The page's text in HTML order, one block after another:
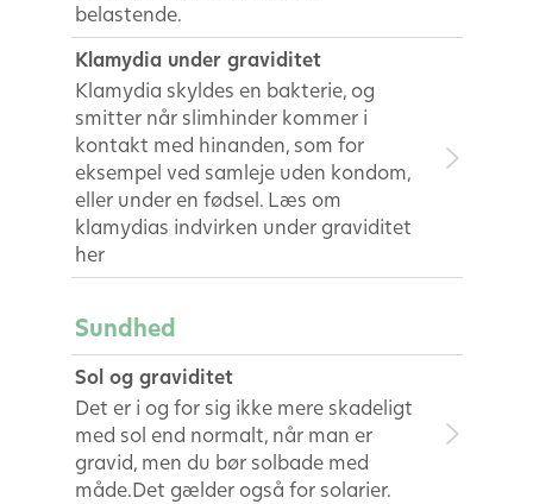
belastende.
Klamydia under graviditet
Klamydia skyldes en bakterie, og
smitter når slimhinder kommer i
kontakt med hinanden, som for
eksempel ved samleje uden kondom,
eller under en fødsel. Læs om
klamydias indvirken under graviditet
her
Sundhed
Sol og graviditet
Det er i og for sig ikke mere skadeligt
med sol end normalt, når man er
gravid, men du bør solbade med
måde.Det gælder også for solarier.